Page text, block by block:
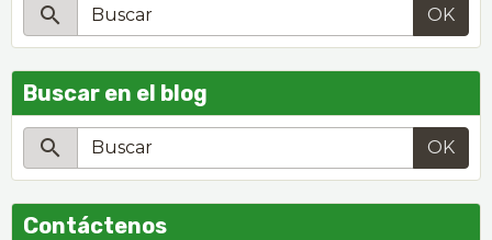
OK
Buscar en el blog
OK
Contáctenos